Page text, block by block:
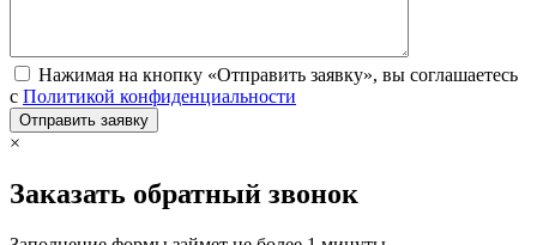
Нажимая на кнопку «Отправить заявку», вы соглашаетесь
с Политикой конфиденциальности
×
Заказать обратный звонок